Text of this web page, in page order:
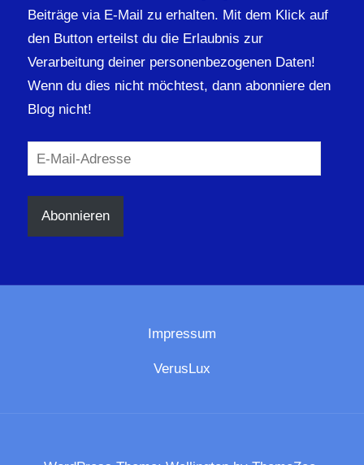
Beiträge via E-Mail zu erhalten. Mit dem Klick auf
den Button erteilst du die Erlaubnis zur
Verarbeitung deiner personenbezogenen Daten!
Wenn du dies nicht möchtest, dann abonniere den
Blog nicht!
E-
Mail-
Adresse
Abonnieren
Impressum
VerusLux